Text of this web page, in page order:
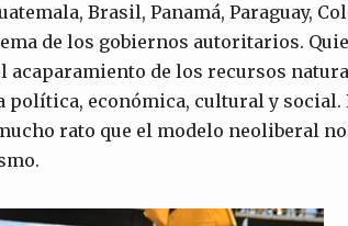
Brasil, Panamá, Paraguay,
de los gobiernos autoritarios.
de los recursos
económica, cultural y social.
rato que el modelo neoliberal